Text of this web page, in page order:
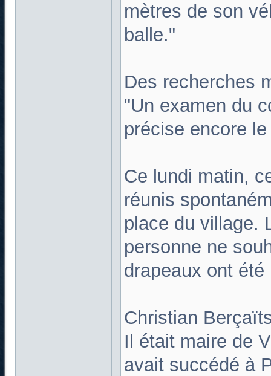
mètres de son
balle."
Des recherches
"Un examen du
précise encore
Ce lundi matin,
réunis
place du village.
personne ne
drapeaux ont
Christian
Il était maire de
avait succédé à